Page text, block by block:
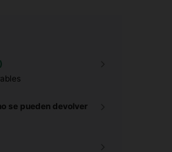
se pueden devolver